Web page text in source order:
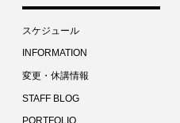
スケジュール
INFORMATION
変更・休講情報
STAFF BLOG
PORTFOLIO